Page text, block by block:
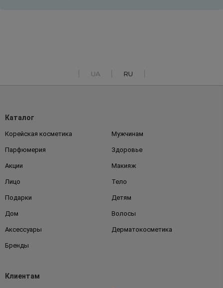
UA RU
Каталог
Корейская косметика Мужчинам
Парфюмерия Здоровье
Акции Макияж
Лицо Тело
Подарки Детям
Дом Волосы
Аксессуары Дерматокосметика
Бренды
Клиентам